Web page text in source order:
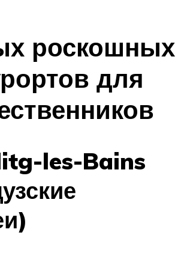
роскошных
для
les-Bains